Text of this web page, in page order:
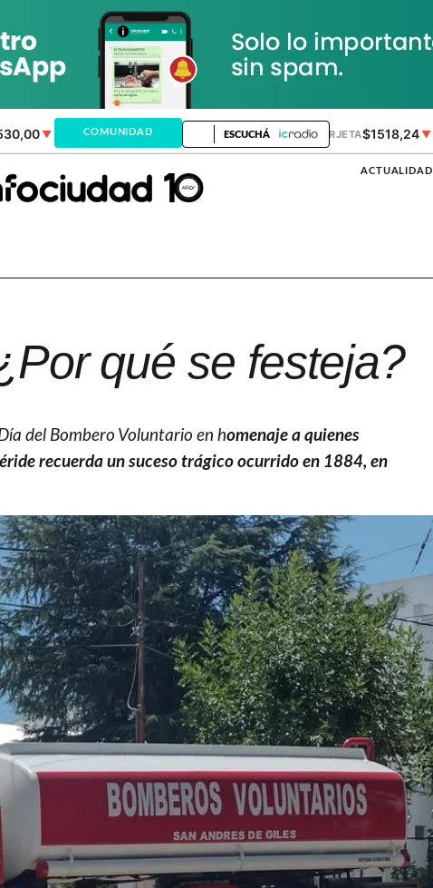
▼ DÓLAR MEP ▼ DÓLAR TARJETA$1518,24▼
COMUNIDAD ESCUCHÁ
ACTUALIDAD
qué se festeja?
del Bombero Voluntario en homenaje a quienes
recuerda un suceso trágico ocurrido en 1884, en